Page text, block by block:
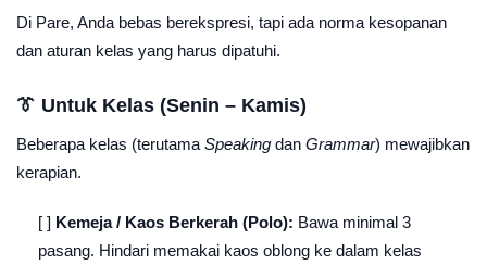
Di Pare, Anda bebas berekspresi, tapi ada norma kesopanan
dan aturan kelas yang harus dipatuhi.
👔 Untuk Kelas (Senin – Kamis)
Beberapa kelas (terutama Speaking dan Grammar) mewajibkan
kerapian.
[ ] Kemeja / Kaos Berkerah (Polo): Bawa minimal 3
pasang. Hindari memakai kaos oblong ke dalam kelas